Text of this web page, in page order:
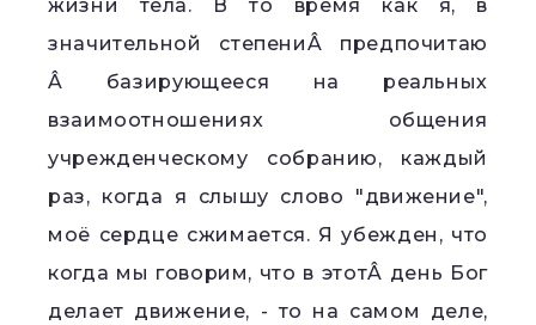
жизни тела. В то время как я, в
значительной степениÂ предпочитаю
Â базирующееся на реальных
взаимоотношениях общения
учрежденческому собранию, каждый
раз, когда я слышу слово "движение",
моё сердце сжимается. Я убежден, что
когда мы говорим, что в этотÂ день Бог
делает движение, - то на самом деле,